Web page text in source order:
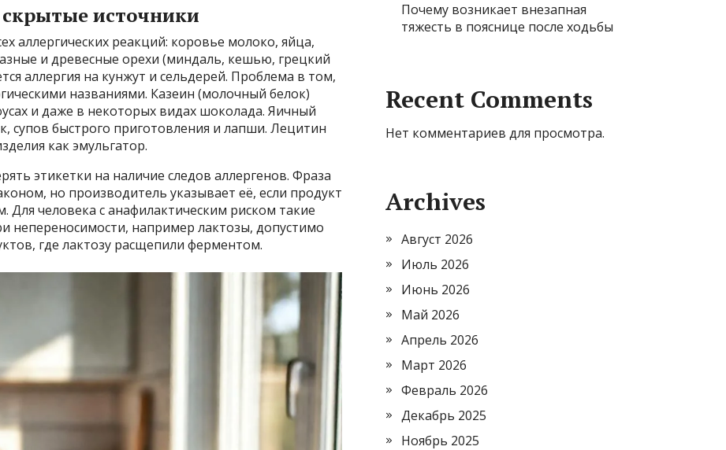
источники
аллергических реакций: коровье молоко, яйца,
и древесные орехи (миндаль, кешью, грецкий
аллергия на кунжут и сельдерей. Проблема в том,
названиями. Казеин (молочный белок)
и даже в некоторых видах шоколада. Яичный
супов быстрого приготовления и лапши. Лецитин
как эмульгатор.
этикетки на наличие следов аллергенов. Фраза
но производитель указывает её, если продукт
Для человека с анафилактическим риском такие
непереносимости, например лактозы, допустимо
где лактозу расщепили ферментом.
Почему возникает внезапная
тяжесть в пояснице после ходьбы
Recent Comments
Нет комментариев для просмотра.
Archives
Август 2026
Июль 2026
Июнь 2026
Май 2026
Апрель 2026
Март 2026
Февраль 2026
Декабрь 2025
Ноябрь 2025